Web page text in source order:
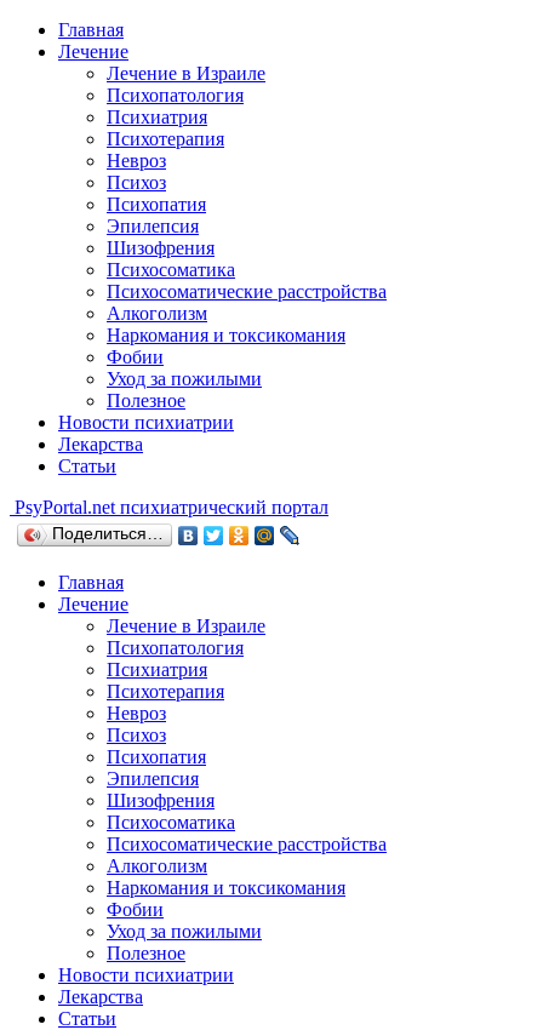
Главная
Лечение
Лечение в Израиле
Психопатология
Психиатрия
Психотерапия
Невроз
Психоз
Психопатия
Эпилепсия
Шизофрения
Психосоматика
Психосоматические расстройства
Алкоголизм
Наркомания и токсикомания
Фобии
Уход за пожилыми
Полезное
Новости психиатрии
Лекарства
Статьи
PsyPortal.net психиатрический портал
Поделиться…
Главная
Лечение
Лечение в Израиле
Психопатология
Психиатрия
Психотерапия
Невроз
Психоз
Психопатия
Эпилепсия
Шизофрения
Психосоматика
Психосоматические расстройства
Алкоголизм
Наркомания и токсикомания
Фобии
Уход за пожилыми
Полезное
Новости психиатрии
Лекарства
Статьи